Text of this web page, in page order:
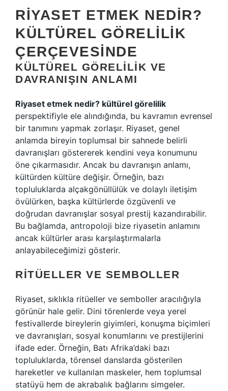
RIYASET ETMEK NEDIR?
KÜLTÜREL GÖRELILIK
ÇERÇEVESINDE
KÜLTÜREL GÖRELILIK VE
DAVRANIŞIN ANLAMI
Riyaset etmek nedir? kültürel görelilik
perspektifiyle ele alındığında, bu kavramın evrensel
bir tanımını yapmak zorlaşır. Riyaset, genel
anlamda bireyin toplumsal bir sahnede belirli
davranışları göstererek kendini veya konumunu
öne çıkarmasıdır. Ancak bu davranışın anlamı,
kültürden kültüre değişir. Örneğin, bazı
topluluklarda alçakgönüllülük ve dolaylı iletişim
övülürken, başka kültürlerde özgüvenli ve
doğrudan davranışlar sosyal prestij kazandırabilir.
Bu bağlamda, antropoloji bize riyasetin anlamını
ancak kültürler arası karşılaştırmalarla
anlayabileceğimizi gösterir.
RITÜELLER VE SEMBOLLER
Riyaset, sıklıkla ritüeller ve semboller aracılığıyla
görünür hale gelir. Dini törenlerde veya yerel
festivallerde bireylerin giyimleri, konuşma biçimleri
ve davranışları, sosyal konumlarını ve prestijlerini
ifade eder. Örneğin, Batı Afrika’daki bazı
topluluklarda, törensel danslarda gösterilen
hareketler ve kullanılan maskeler, hem toplumsal
statüyü hem de akrabalık bağlarını simgeler.